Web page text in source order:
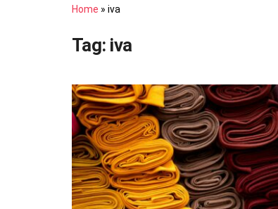
Home » iva
Tag: iva